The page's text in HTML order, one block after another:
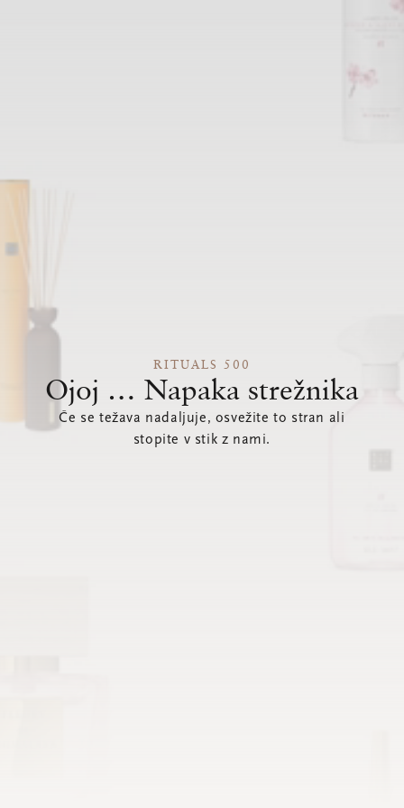
RITUALS 500
Ojoj … Napaka strežnika
Če se težava nadaljuje, osvežite to stran ali
stopite v stik z nami.